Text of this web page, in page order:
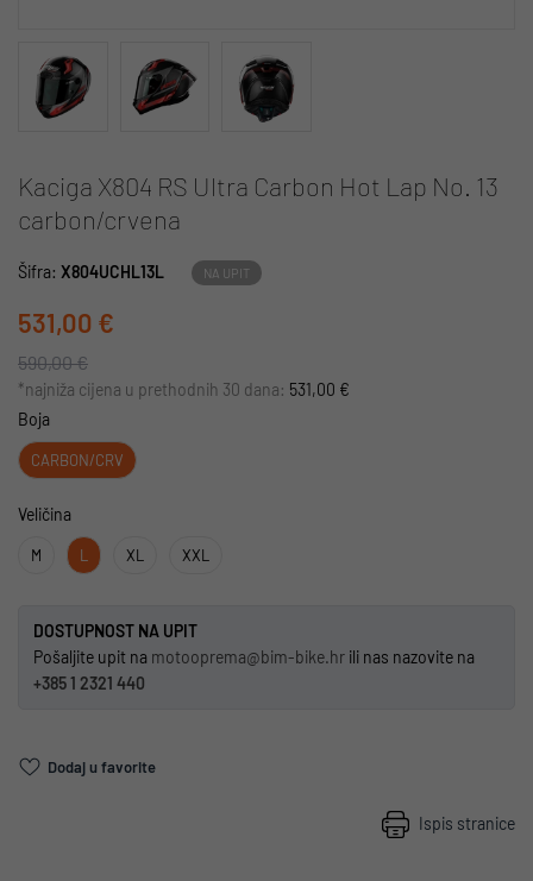
Kaciga X804 RS Ultra Carbon Hot Lap No. 13
carbon/crvena
Šifra: X804UCHL13L NA UPIT
531,00 €
590,00 €
*najniža cijena u prethodnih 30 dana: 531,00 €
Boja
CARBON/CRV
Veličina
M L XL XXL
DOSTUPNOST NA UPIT
Pošaljite upit na motooprema@bim-bike.hr ili nas nazovite na
+385 1 2321 440
Dodaj u favorite
Ispis stranice